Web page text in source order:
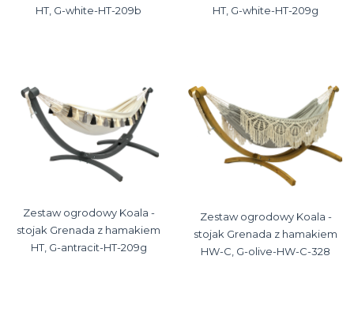
HT, G-white-HT-209b
HT, G-white-HT-209g
Zestaw ogrodowy Koala -
stojak Grenada z hamakiem
HT, G-antracit-HT-209g
Zestaw ogrodowy Koala -
stojak Grenada z hamakiem
HW-C, G-olive-HW-C-328